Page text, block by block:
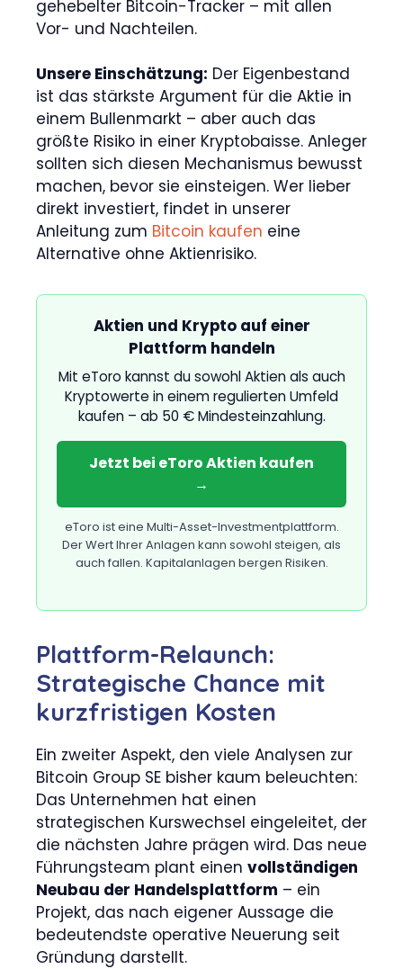
gehebelter Bitcoin-Tracker – mit allen
Vor- und Nachteilen.
Unsere Einschätzung: Der Eigenbestand
ist das stärkste Argument für die Aktie in
einem Bullenmarkt – aber auch das
größte Risiko in einer Kryptobaisse. Anleger
sollten sich diesen Mechanismus bewusst
machen, bevor sie einsteigen. Wer lieber
direkt investiert, findet in unserer
Anleitung zum Bitcoin kaufen eine
Alternative ohne Aktienrisiko.
Aktien und Krypto auf einer
Plattform handeln
Mit eToro kannst du sowohl Aktien als auch
Kryptowerte in einem regulierten Umfeld
kaufen – ab 50 € Mindesteinzahlung.
Jetzt bei eToro Aktien kaufen
→
eToro ist eine Multi-Asset-Investmentplattform.
Der Wert Ihrer Anlagen kann sowohl steigen, als
auch fallen. Kapitalanlagen bergen Risiken.
Plattform-Relaunch:
Strategische Chance mit
kurzfristigen Kosten
Ein zweiter Aspekt, den viele Analysen zur
Bitcoin Group SE bisher kaum beleuchten:
Das Unternehmen hat einen
strategischen Kurswechsel eingeleitet, der
die nächsten Jahre prägen wird. Das neue
Führungsteam plant einen vollständigen
Neubau der Handelsplattform – ein
Projekt, das nach eigener Aussage die
bedeutendste operative Neuerung seit
Gründung darstellt.